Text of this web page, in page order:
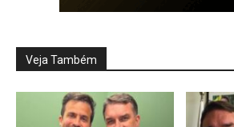
Veja Também